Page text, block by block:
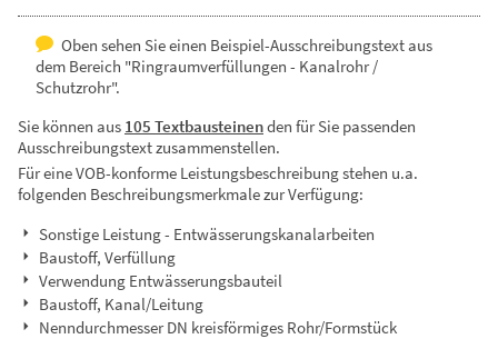
Oben sehen Sie einen Beispiel-Ausschreibungstext aus
dem Bereich "Ringraumverfüllungen - Kanalrohr /
Schutzrohr".
Sie können aus 105 Textbausteinenden für Sie passenden
Ausschreibungstext zusammenstellen.
Für eine VOB-konforme Leistungsbeschreibung stehen u.a.
folgenden Beschreibungsmerkmale zur Verfügung:
Sonstige Leistung - Entwässerungskanalarbeiten
Baustoff, Verfüllung
Verwendung Entwässerungsbauteil
Baustoff, Kanal/Leitung
Nenndurchmesser DN kreisförmiges Rohr/Formstück